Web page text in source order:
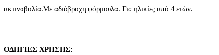
ακτινοβολία.Με αδιάβροχη φόρμουλα. Για ηλικίες από 4 ετών.
ΟΔΗΓΙΕΣ ΧΡΗΣΗΣ: